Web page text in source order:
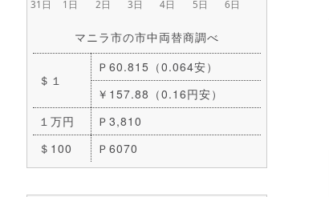
マニラ市の市中両替商調べ
＄１
Ｐ60.815（0.064安）
￥157.88（0.16円安）
１万円
Ｐ3,810
＄100
Ｐ6070